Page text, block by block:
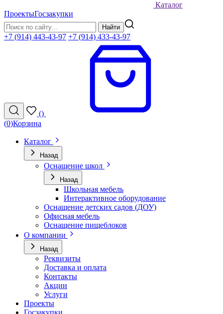
Каталог
ПроектыГосзакупки
Найти
+7 (914) 443-43-97 +7 (914) 433-43-97
()
(0)Корзина
Каталог
Назад
Оснащение школ
Назад
Школьная мебель
Интерактивное оборудование
Оснащение детских садов (ДОУ)
Офисная мебель
Оснащение пищеблоков
О компании
Назад
Реквизиты
Доставка и оплата
Контакты
Акции
Услуги
Проекты
Госзакупки